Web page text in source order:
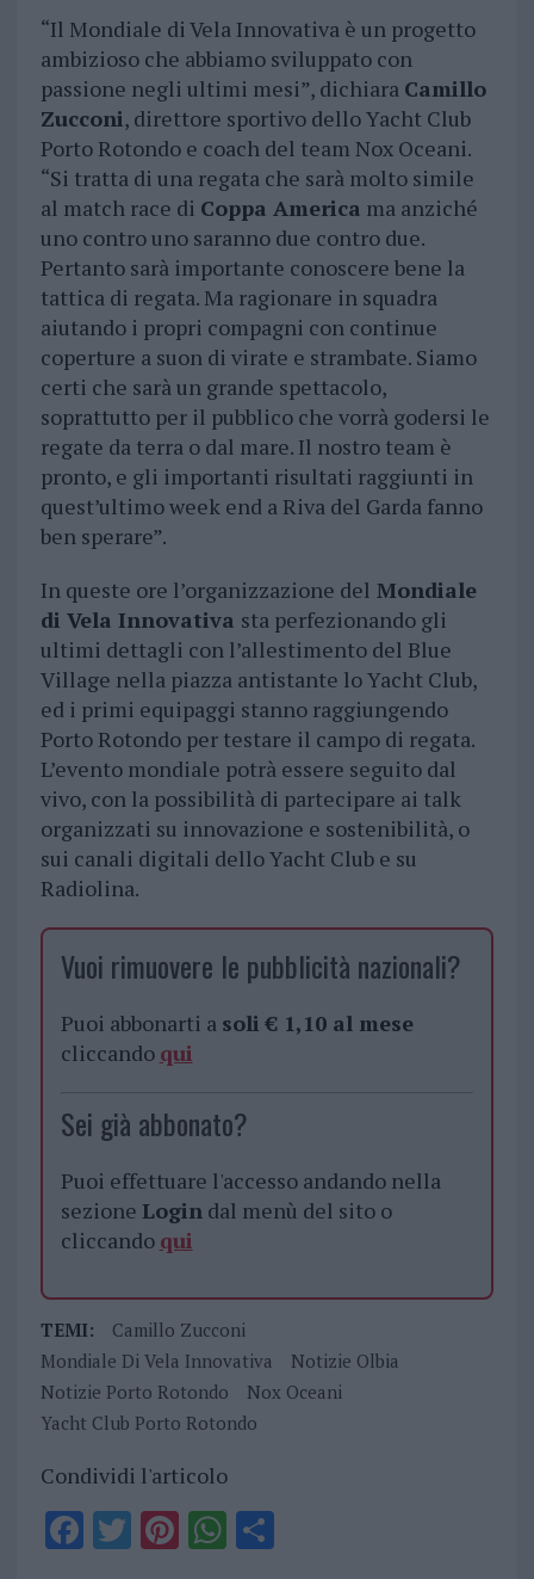
“Il Mondiale di Vela Innovativa è un progetto
ambizioso che abbiamo sviluppato con
passione negli ultimi mesi”, dichiara Camillo
Zucconi, direttore sportivo dello Yacht Club
Porto Rotondo e coach del team Nox Oceani.
“Si tratta di una regata che sarà molto simile
al match race di Coppa America ma anziché
uno contro uno saranno due contro due.
Pertanto sarà importante conoscere bene la
tattica di regata. Ma ragionare in squadra
aiutando i propri compagni con continue
coperture a suon di virate e strambate. Siamo
certi che sarà un grande spettacolo,
soprattutto per il pubblico che vorrà godersi le
regate da terra o dal mare. Il nostro team è
pronto, e gli importanti risultati raggiunti in
quest’ultimo week end a Riva del Garda fanno
ben sperare”.
In queste ore l’organizzazione del Mondiale
di Vela Innovativa sta perfezionando gli
ultimi dettagli con l’allestimento del Blue
Village nella piazza antistante lo Yacht Club,
ed i primi equipaggi stanno raggiungendo
Porto Rotondo per testare il campo di regata.
L’evento mondiale potrà essere seguito dal
vivo, con la possibilità di partecipare ai talk
organizzati su innovazione e sostenibilità, o
sui canali digitali dello Yacht Club e su
Radiolina.
Vuoi rimuovere le pubblicità nazionali?
Puoi abbonarti a soli € 1,10 al mese
cliccando qui
Sei già abbonato?
Puoi effettuare l'accesso andando nella
sezione Logindal menù del sito o
cliccando qui
TEMI:
Camillo Zucconi
Mondiale Di Vela Innovativa
Notizie Olbia
Notizie Porto Rotondo
Nox Oceani
Yacht Club Porto Rotondo
Condividi l'articolo
F T PiWS